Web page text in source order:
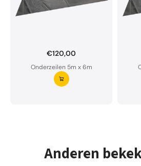
€120,00
Onderzeilen 5m x 6m
Onderzeil op maat bestellen?
Ons onderzeil is
Anderen